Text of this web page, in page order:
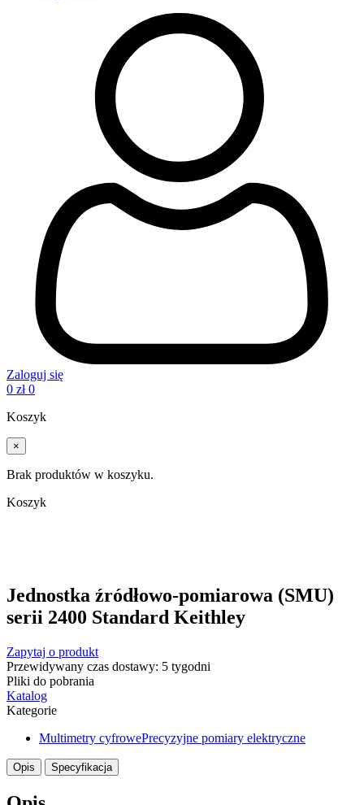
Zaloguj się
0 zł 0
Koszyk
×
Brak produktów w koszyku.
Koszyk
Jednostka źródłowo-pomiarowa (SMU)
serii 2400 Standard Keithley
Zapytaj o produkt
Przewidywany czas dostawy: 5 tygodni
Pliki do pobrania
Katalog
Kategorie
Multimetry cyfrowePrecyzyjne pomiary elektryczne
Opis Specyfikacja